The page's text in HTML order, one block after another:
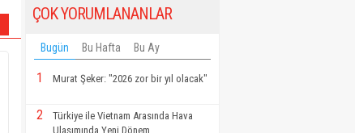
ÇOK YORUMLANANLAR
Bugün Bu Hafta Bu Ay
1 Murat Şeker: "2026 zor bir yıl olacak"
2
Türkiye ile Vietnam Arasında Hava
Ulaşımında Yeni Dönem